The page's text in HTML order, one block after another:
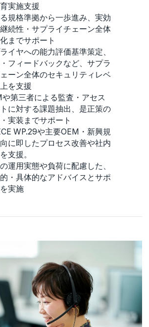
実施支援
規格準拠から一歩進み、実効
続性・サプライチェーン全体
までサポート
イヤへの能力評価基準策定、
フィードバックなど、サプラ
ーン全体のセキュリティレベ
を支援
や第三者による監査・アセス
に対する課題抽出、是正策の
実装までサポート
WP.29や主要OEM・新興規
に即したプロセス改善や社内
支援。
運用実態や負荷に配慮した、
・具体的なアドバイスとサポ
実施